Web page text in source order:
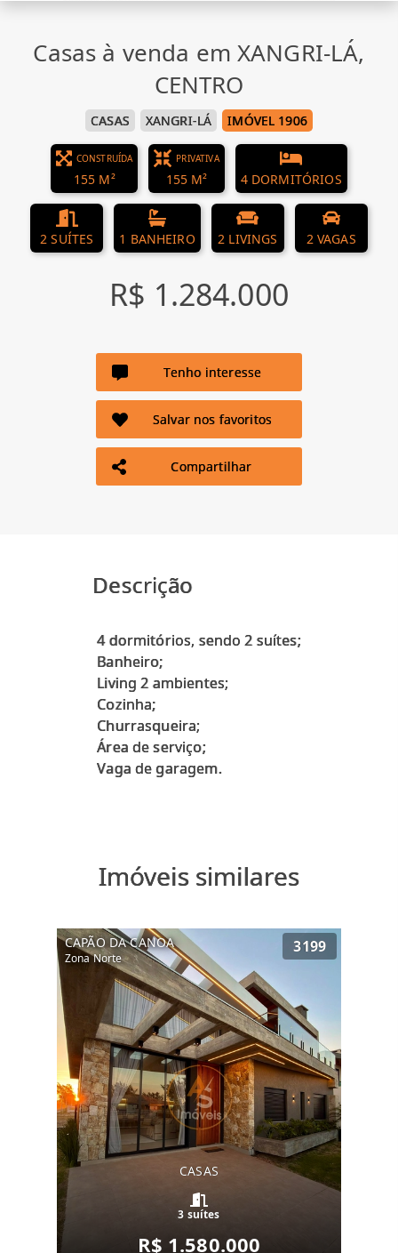
Casas à venda em XANGRI-LÁ,
CENTRO
CASAS XANGRI-LÁ IMÓVEL 1906
CONSTRUÍDA
155 M²
PRIVATIVA
155 M² 4 DORMITÓRIOS
2 SUÍTES 1 BANHEIRO 2 LIVINGS 2 VAGAS
R$ 1.284.000
Tenho interesse
Salvar nos favoritos
Compartilhar
Descrição
4 dormitórios, sendo 2 suítes;
Banheiro;
Living 2 ambientes;
Cozinha;
Churrasqueira;
Área de serviço;
Vaga de garagem.
Imóveis similares
CAPÃO DA CANOA
Zona Norte
3199
CASAS
3 suítes
R$ 1.580.000